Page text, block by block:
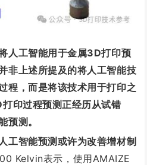
人工智能用于金属3D打印预
非上述所提及的将人工智能技
程，而是将该技术用于打印之
印过程预测正经历从试错
预测。
工智能预测或许为改善增材制
Kelvin表示，使用AMAIZE